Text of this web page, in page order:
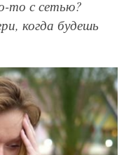
то с сетью?
когда будешь